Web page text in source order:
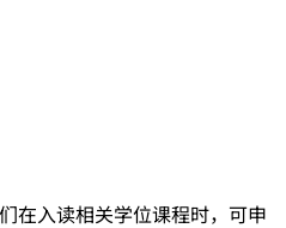
生，可按其BTEC及IGCSE
练局升读高级文凭课程。
及／或资历，会经有关学系作
在入读相关学位课程时，可申